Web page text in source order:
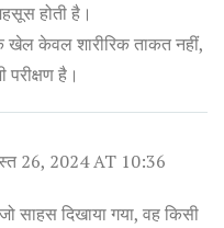
होती है।
खेल केवल शारीरिक ताकत नहीं,
है।
26, 2024 AT 10:36
साहस दिखाया गया, वह किसी